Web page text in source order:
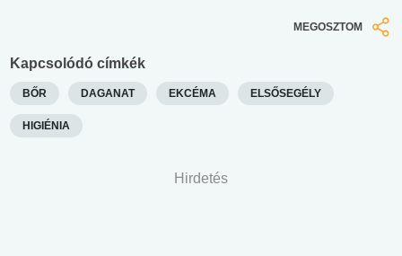
MEGOSZTOM
Kapcsolódó címkék
BŐR DAGANAT EKCÉMA ELSŐSEGÉLY
HIGIÉNIA
Hirdetés